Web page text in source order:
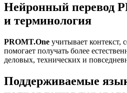
Нейронный перевод
и терминология
PROMT.One учитывает контекст,
помогает получать более
деловых, технических и
Поддерживаемые